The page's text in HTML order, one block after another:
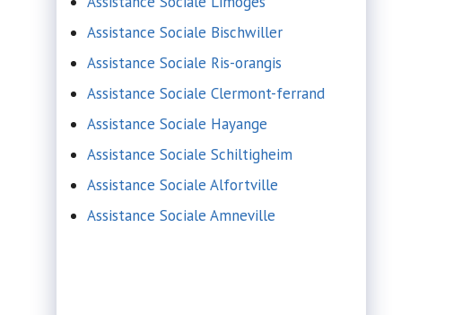
Assistance Sociale Bischwiller
Assistance Sociale Ris-orangis
Assistance Sociale Clermont-ferrand
Assistance Sociale Hayange
Assistance Sociale Schiltigheim
Assistance Sociale Alfortville
Assistance Sociale Amneville